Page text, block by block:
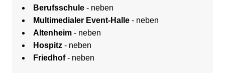
Berufsschule- neben
Multimedialer Event-Halle- neben
Altenheim- neben
Hospitz- neben
Friedhof- neben